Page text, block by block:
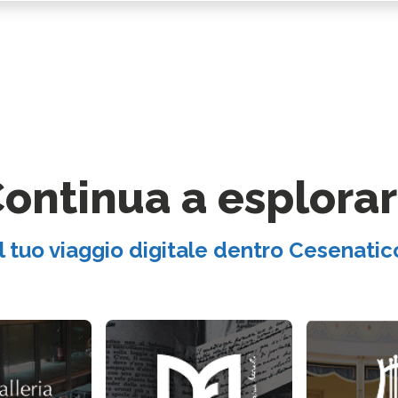
a
tuo viaggio digitale dentro